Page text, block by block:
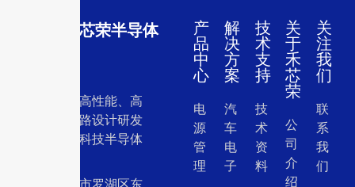
深圳市禾芯荣半导体
一家专注于高性能、高
质量集成电路设计研发
和销售的高科技半导体
产
品
中
心
电
源
管
理
解
决
方
案
汽
车
电
子
技
术
支
持
技
术
资
料
关
于
禾
芯
荣
公
司
介
绍
关
注
我
们
联
系
我
们